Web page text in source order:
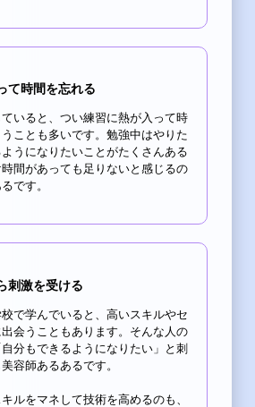
て時間を忘れる
いると、つい練習に熱が入って時
ことも多いです。勉強中はやりた
うになりたいことがたくさんある
間があっても足りないと感じるの
です。
刺激を受ける
で学んでいると、高いスキルやセ
会うこともあります。そんな人の
分もできるようになりたい」と刺
容師あるあるです。
ルをマネして技術を高めるのも、